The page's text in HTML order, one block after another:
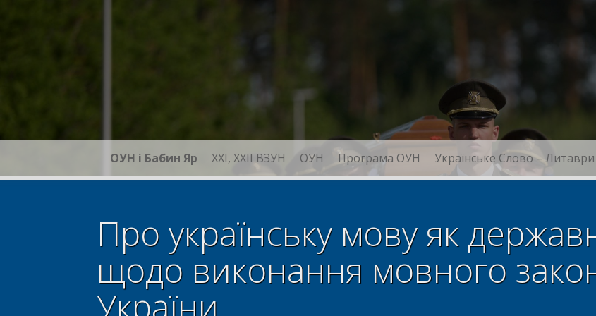
ОУН і Бабин Яр XXI, ХХІІ ВЗУН ОУН Програма ОУН Українське Слово – Литаври
Про українську мову як
щодо виконання мовного
України